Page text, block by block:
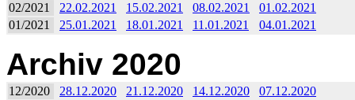
02/2021
22.02.2021 15.02.2021 08.02.2021
01.02.2021
01/2021
25.01.2021 18.01.2021 11.01.2021 04.01.2021
Archiv 2020
12/2020 28.12.2020 21.12.2020 14.12.2020
07.12.2020